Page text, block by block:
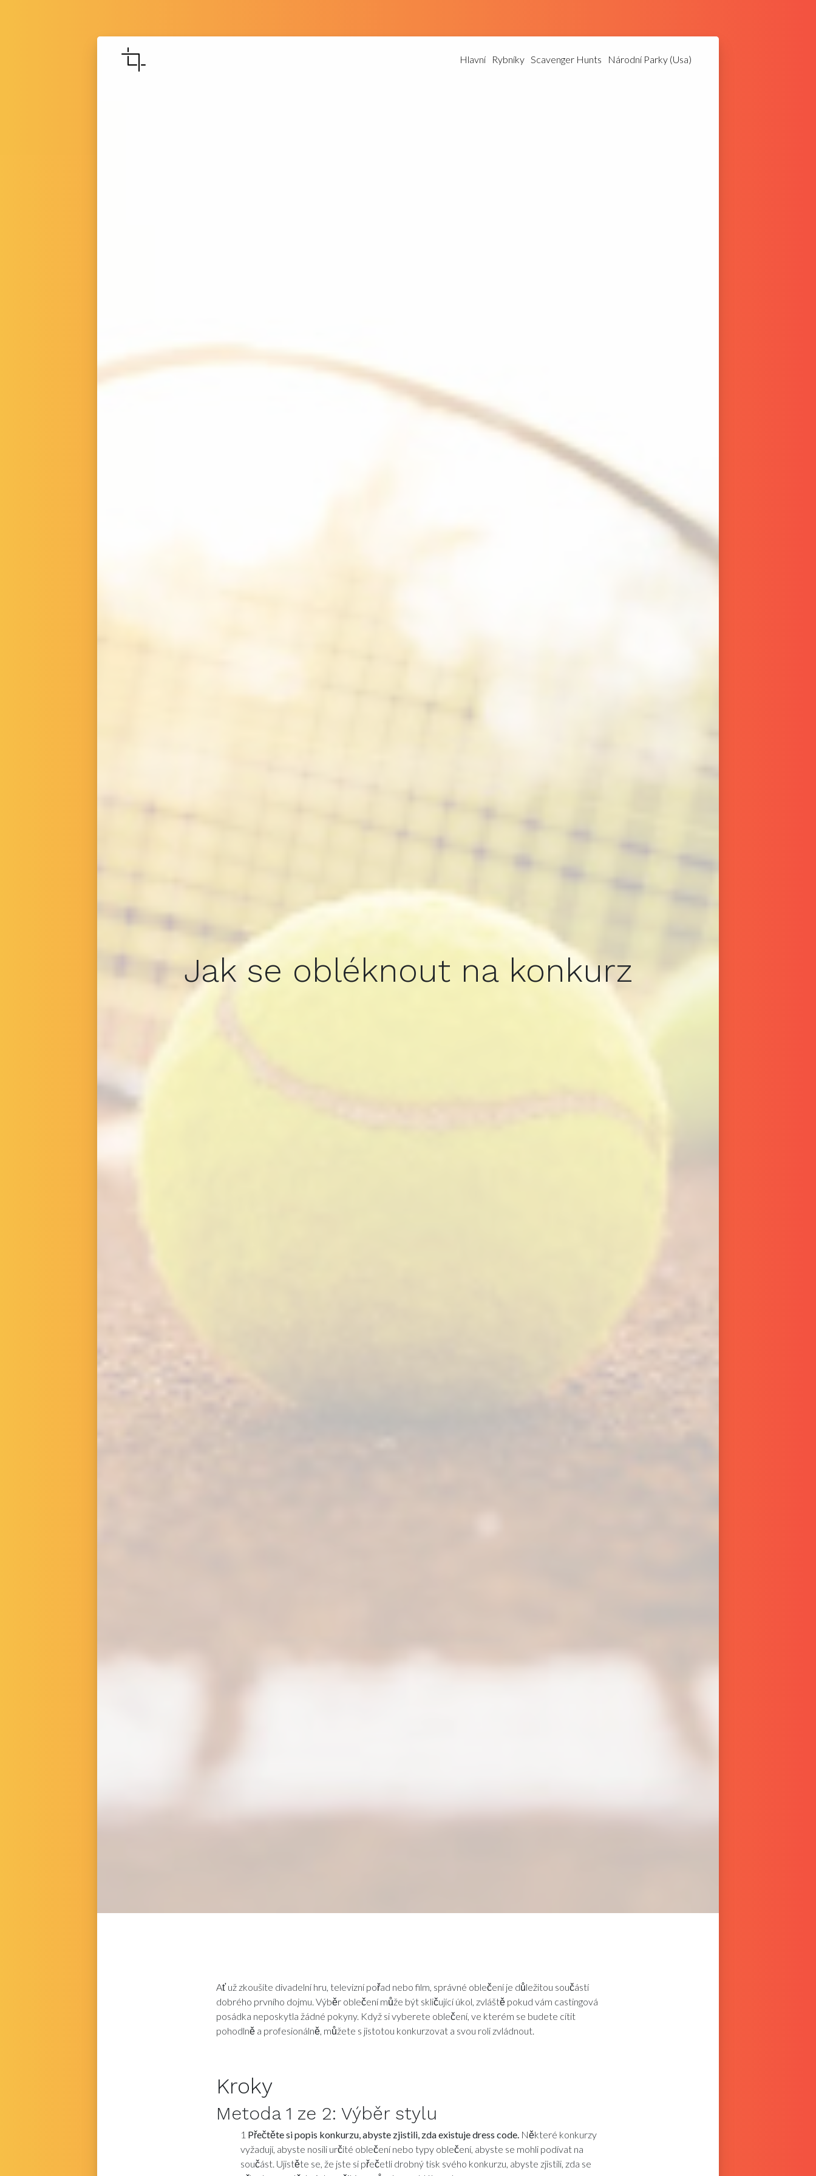
Hlavní Rybníky Scavenger Hunts Národní Parky (Usa)
Jak se obléknout na konkurz
Ať už zkoušíte divadelní hru, televizní pořad nebo film, správné oblečení je důležitou součástí
dobrého prvního dojmu. Výběr oblečení může být skličující úkol, zvláště pokud vám castingová
posádka neposkytla žádné pokyny. Když si vyberete oblečení, ve kterém se budete cítit
pohodlně a profesionálně, můžete s jistotou konkurzovat a svou roli zvládnout.
Kroky
Metoda 1 ze 2: Výběr stylu
1 Přečtěte si popis konkurzu, abyste zjistili, zda existuje dress code.Některé konkurzy
vyžadují, abyste nosili určité oblečení nebo typy oblečení, abyste se mohli podívat na
součást. Ujistěte se, že jste si přečetli drobný tisk svého konkurzu, abyste zjistili, zda se